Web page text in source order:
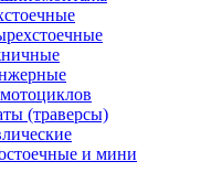
(траверсы)
и мини